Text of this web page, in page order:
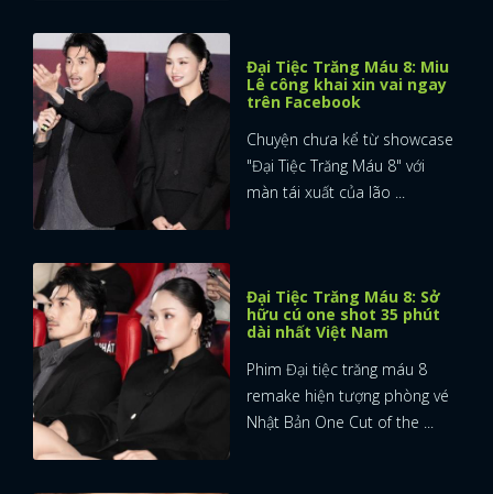
Đại Tiệc Trăng Máu 8: Miu
Lê công khai xin vai ngay
trên Facebook
Chuyện chưa kể từ showcase
"Đại Tiệc Trăng Máu 8" với
màn tái xuất của lão ...
Đại Tiệc Trăng Máu 8: Sở
hữu cú one shot 35 phút
dài nhất Việt Nam
Phim Đại tiệc trăng máu 8
remake hiện tượng phòng vé
Nhật Bản One Cut of the ...